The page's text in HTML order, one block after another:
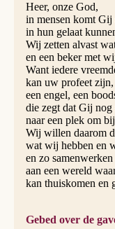
Heer, onze God,
in mensen komt Gij
in hun gelaat
Wij zetten alvast
en een beker met
Want iedere
kan uw profeet zijn,
een engel, een
die zegt dat Gij
naar een plek om
Wij willen daarom
wat wij hebben en
en zo samenwerken
aan een wereld
kan thuiskomen en
Gebed over de